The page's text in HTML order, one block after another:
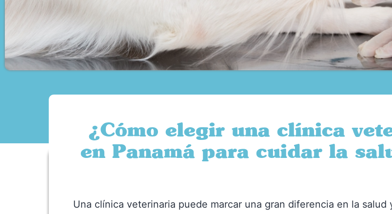
¿Cómo elegir una clínica
en Panamá para cuidar la
Una clínica veterinaria puede marcar una gran diferencia en la